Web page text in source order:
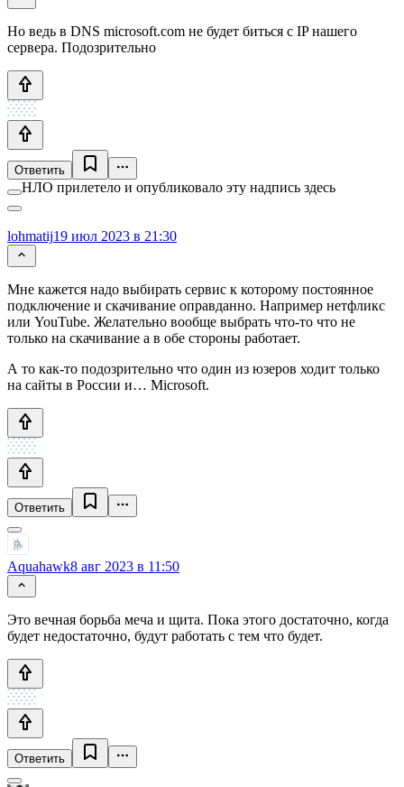
Но ведь в DNS microsoft.com не будет биться с IP нашего
сервера. Подозрительно
Ответить
НЛО прилетело и опубликовало эту надпись здесь
lohmatij19 июл 2023 в 21:30
Мне кажется надо выбирать сервис к которому постоянное
подключение и скачивание оправданно. Например нетфликс
или YouTube. Желательно вообще выбрать что-то что не
только на скачивание а в обе стороны работает.
А то как-то подозрительно что один из юзеров ходит только
на сайты в России и… Microsoft.
Ответить
Aquahawk8 авг 2023 в 11:50
Это вечная борьба меча и щита. Пока этого достаточно, когда
будет недостаточно, будут работать с тем что будет.
Ответить